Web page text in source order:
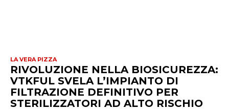
LA VERA PIZZA
RIVOLUZIONE NELLA BIOSICUREZZA:
VTKFUL SVELA L’IMPIANTO DI
FILTRAZIONE DEFINITIVO PER
STERILIZZATORI AD ALTO RISCHIO